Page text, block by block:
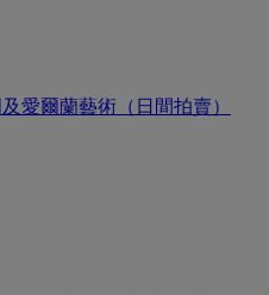
愛爾蘭藝術（日間拍賣）